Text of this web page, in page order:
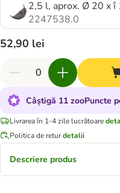
2,5 l, aprox. Ø 20 x î
2247538.0
52,90 lei
Câștigă 11 zooPuncte
Livrarea în 1-4 zile lucrătoare
Politica de returdetalii
Descriere produs